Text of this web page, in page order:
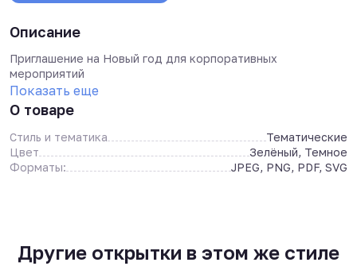
Описание
Приглашение на Новый год для корпоративных
мероприятий
Показать еще
О товаре
Стиль и тематика
Тематические
Цвет
Зелёный, Темное
Форматы:
JPEG, PNG, PDF, SVG
Другие открытки в этом же стиле